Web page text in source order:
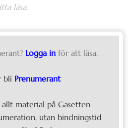
läsa.
Logga in för att läsa.
bli Prenumerant
material på Gasetten
utan bindningstid